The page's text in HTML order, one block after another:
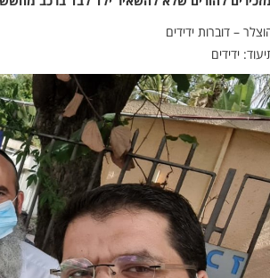
– דוברות ידידים
ידידים